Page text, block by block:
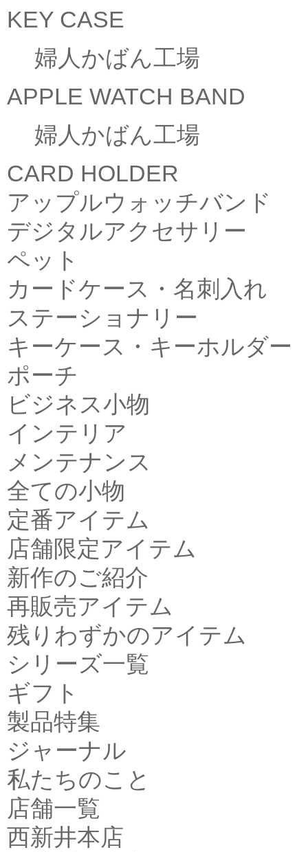
KEY CASE
婦人かばん工場
APPLE WATCH BAND
婦人かばん工場
CARD HOLDER
アップルウォッチバンド
デジタルアクセサリー
ペット
カードケース・名刺入れ
ステーショナリー
キーケース・キーホルダー
ポーチ
ビジネス小物
インテリア
メンテナンス
全ての小物
定番アイテム
店舗限定アイテム
新作のご紹介
再販売アイテム
残りわずかのアイテム
シリーズ一覧
ギフト
製品特集
ジャーナル
私たちのこと
店舗一覧
西新井本店